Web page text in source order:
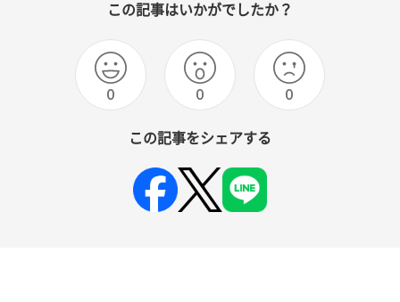
この記事はいかがでしたか？
0 0 0
この記事をシェアする